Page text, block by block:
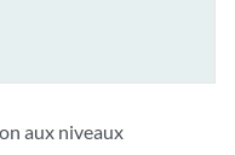
aux niveaux